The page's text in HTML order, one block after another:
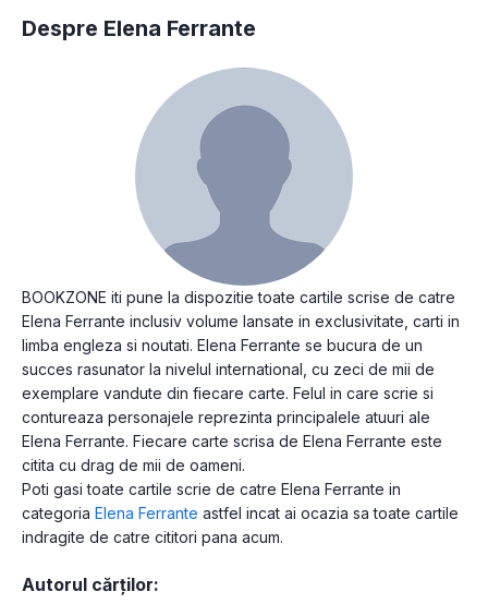
Despre Elena Ferrante
BOOKZONE iti pune la dispozitie toate cartile scrise de catre
Elena Ferrante inclusiv volume lansate in exclusivitate, carti in
limba engleza si noutati. Elena Ferrante se bucura de un
succes rasunator la nivelul international, cu zeci de mii de
exemplare vandute din fiecare carte. Felul in care scrie si
contureaza personajele reprezinta principalele atuuri ale
Elena Ferrante. Fiecare carte scrisa de Elena Ferrante este
citita cu drag de mii de oameni.
Poti gasi toate cartile scrie de catre Elena Ferrante in
categoria Elena Ferrante astfel incat ai ocazia sa toate cartile
indragite de catre cititori pana acum.
Autorul cărților: